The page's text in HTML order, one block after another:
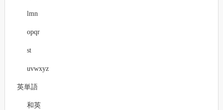
lmn
opqr
st
uvwxyz
英単語
和英